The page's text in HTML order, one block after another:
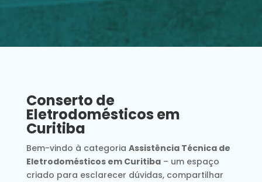
Conserto de
Eletrodomésticos em
Curitiba
Bem-vindo à categoria Assistência Técnica de
Eletrodomésticos em Curitiba– um espaço
criado para esclarecer dúvidas, compartilhar